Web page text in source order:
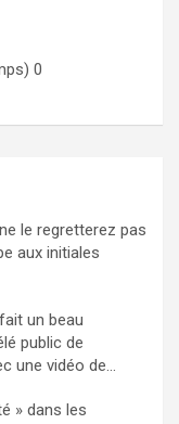
0
le regretterez pas
aux initiales
un beau
public de
une vidéo de...
» dans les